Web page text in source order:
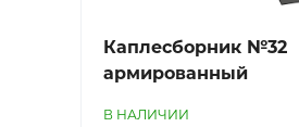
Каплесборник №32
армированный
В НАЛИЧИИ